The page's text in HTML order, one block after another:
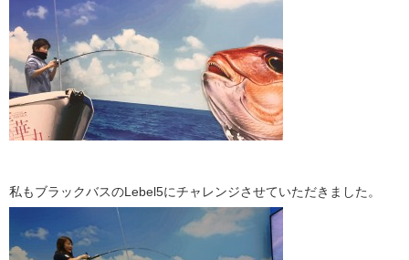
私もブラックバスのLebel5にチャレンジさせていただきました。